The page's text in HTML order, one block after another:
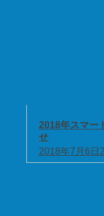
2018年スマー
せ
2018年7月6日